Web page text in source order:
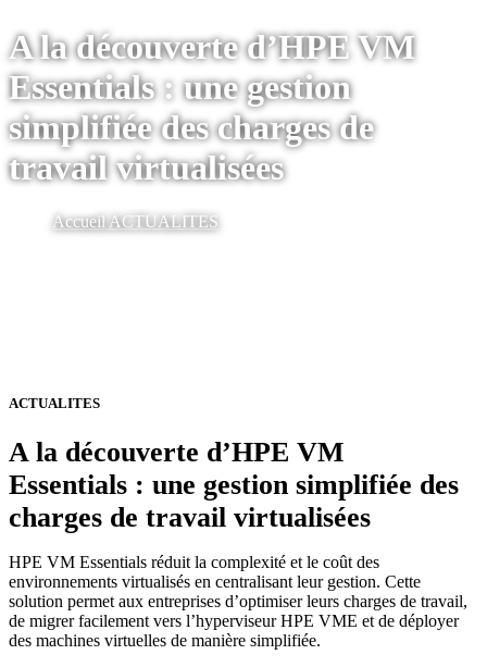
A la découverte d’HPE VM
Essentials : une gestion
simplifiée des charges de
travail virtualisées
AccueilACTUALITES
ACTUALITES
A la découverte d’HPE VM
Essentials : une gestion simplifiée des
charges de travail virtualisées
HPE VM Essentials réduit la complexité et le coût des
environnements virtualisés en centralisant leur gestion. Cette
solution permet aux entreprises d’optimiser leurs charges de travail,
de migrer facilement vers l’hyperviseur HPE VME et de déployer
des machines virtuelles de manière simplifiée.